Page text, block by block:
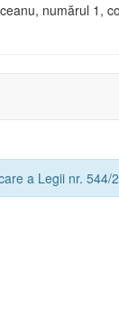
numărul 1,
a Legii nr. 544/